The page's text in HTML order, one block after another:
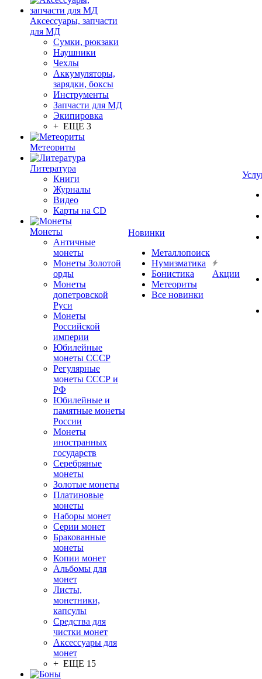
Аксессуары, запчасти
для МД
Сумки, рюкзаки
Наушники
Чехлы
Аккумуляторы,
зарядки, боксы
Инструменты
Запчасти для МД
Экипировка
+ ЕЩЕ 3
Метеориты
Литература
Книги
Журналы
Видео
Карты на CD
Монеты
Античные
монеты
Монеты Золотой
орды
Монеты
допетровской
Руси
Монеты
Российской
империи
Юбилейные
монеты СССР
Регулярные
монеты СССР и
РФ
Юбилейные и
памятные монеты
России
Монеты
иностранных
государств
Серебряные
монеты
Золотые монеты
Платиновые
монеты
Наборы монет
Серии монет
Бракованные
монеты
Копии монет
Альбомы для
монет
Листы,
монетники,
капсулы
Средства для
чистки монет
Аксессуары для
монет
+ ЕЩЕ 15
Новинки
Металлопоиск
Нумизматика
Бонистика
Метеориты
Все новинки
Акции